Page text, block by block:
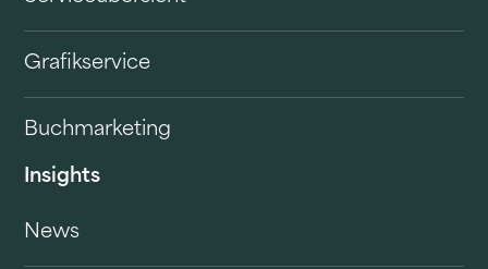
Grafikservice
Buchmarketing
Insights
News